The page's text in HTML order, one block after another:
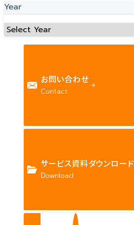
Year
お問い合わせ
Contact
サービス資料ダウンロード
Download